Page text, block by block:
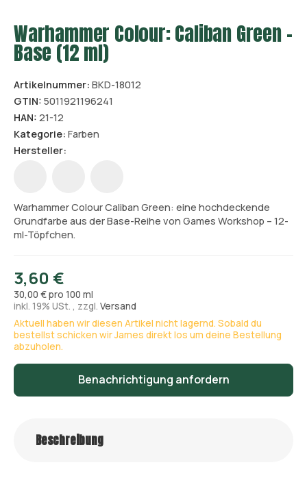
Warhammer Colour: Caliban Green –
Base (12 ml)
Artikelnummer: BKD-18012
GTIN: 5011921196241
HAN: 21-12
Kategorie: Farben
Hersteller:
Warhammer Colour Caliban Green: eine hochdeckende
Grundfarbe aus der Base-Reihe von Games Workshop – 12-
ml-Töpfchen.
3,60 €
30,00 € pro 100 ml
inkl. 19% USt. , zzgl. Versand
Aktuell haben wir diesen Artikel nicht lagernd. Sobald du
bestellst schicken wir James direkt los um deine Bestellung
abzuholen.
Benachrichtigung anfordern
Beschreibung